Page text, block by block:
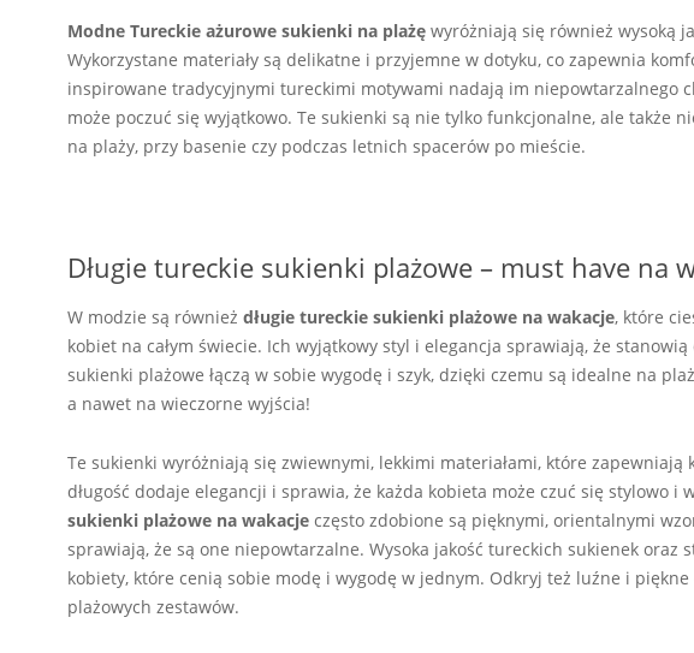
Modne Tureckie ażurowe sukienki na plażę wyróżniają się również wysoką
Wykorzystane materiały są delikatne i przyjemne w dotyku, co zapewnia
inspirowane tradycyjnymi tureckimi motywami nadają im niepowtarzalnego
może poczuć się wyjątkowo. Te sukienki są nie tylko funkcjonalne, ale także
na plaży, przy basenie czy podczas letnich spacerów po mieście.
Długie tureckie sukienki plażowe – must have na
W modzie są również długie tureckie sukienki plażowe na wakacje, które
kobiet na całym świecie. Ich wyjątkowy styl i elegancja sprawiają, że
sukienki plażowe łączą w sobie wygodę i szyk, dzięki czemu są idealne na
a nawet na wieczorne wyjścia!
Te sukienki wyróżniają się zwiewnymi, lekkimi materiałami, które
długość dodaje elegancji i sprawia, że każda kobieta może czuć się stylowo i
sukienki plażowe na wakacje często zdobione są pięknymi, orientalnymi
sprawiają, że są one niepowtarzalne. Wysoka jakość tureckich sukienek oraz
kobiety, które cenią sobie modę i wygodę w jednym. Odkryj też luźne i piękne
plażowych zestawów.